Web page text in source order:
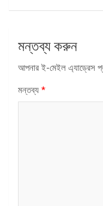
মন্তব্য করুন
আপনার ই-মেইল এ্যাড্রেস
মন্তব্য *